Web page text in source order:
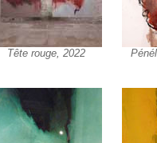
Tête rouge, 2022